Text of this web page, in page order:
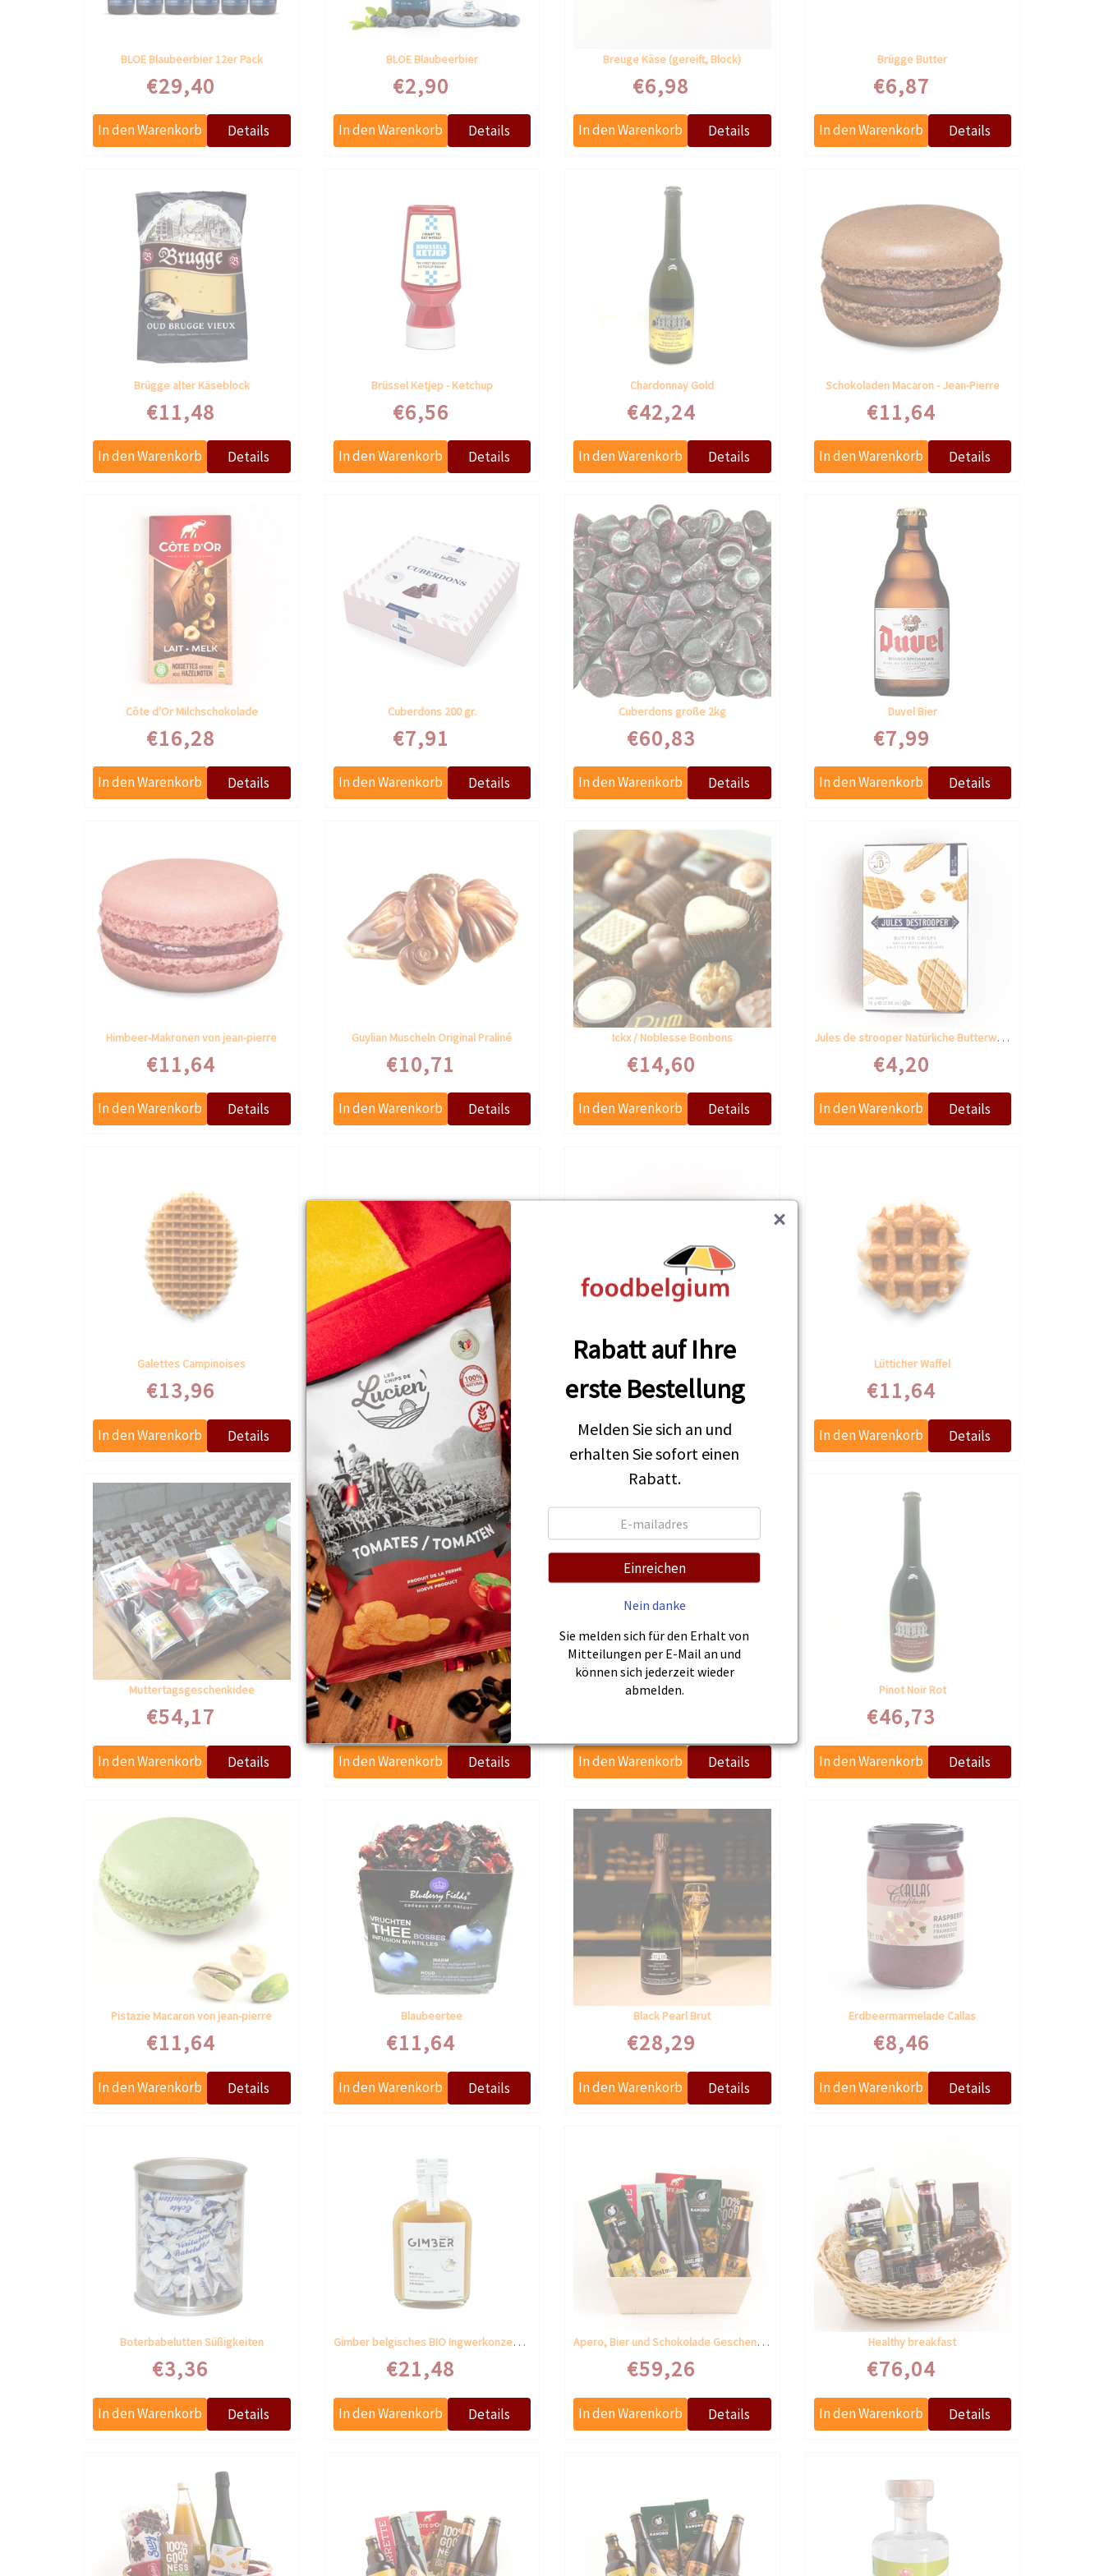
BLOE Blaubeerbier 12er Pack
€29,40
BLOE Blaubeerbier
€2,90
Breuge Käse (gereift, Block)
€6,98
Brügge Butter
€6,87
Brügge alter Käseblock
€11,48
Brüssel Ketjep - Ketchup
€6,56
Chardonnay Gold
€42,24
Schokoladen Macaron - Jean-Pierre
€11,64
Côte d'Or Milchschokolade
€16,28
Cuberdons 200 gr.
€7,91
Cuberdons große 2kg
€60,83
Duvel Bier
€7,99
Himbeer-Makronen von jean-pierre
€11,64
Guylian Muscheln Original Praliné
€10,71
Ickx / Noblesse Bonbons
€14,60
Jules de strooper Natürliche Butterwaffeln
€4,20
Galettes Campinoises
€13,96
Lucien Massaux Butter
€8,32
Lütticher Waffelschokolade 8St
€11,64
Lütticher Waffel
€11,64
Muttertagsgeschenkidee
€54,17
Frühstückskorb
€69,83
Pinot Noir Rot
€46,73
Pistazie Macaron von jean-pierre
€11,64
Blaubeertee
€11,64
Black Pearl Brut
€28,29
Erdbeermarmelade Callas
€8,46
Boterbabelutten Süßigkeiten
€3,36
Gimber belgisches BIO Ingwerkonzentrat
€21,48
Apero, Bier und Schokolade Geschenkkorb
€59,26
Healthy breakfast
€76,04
×
Rabatt auf Ihre
erste Bestellung
Melden Sie sich an und
erhalten Sie sofort einen
Rabatt.
Einreichen
Nein danke
Sie melden sich für den Erhalt von
Mitteilungen per E-Mail an und
können sich jederzeit wieder
abmelden.